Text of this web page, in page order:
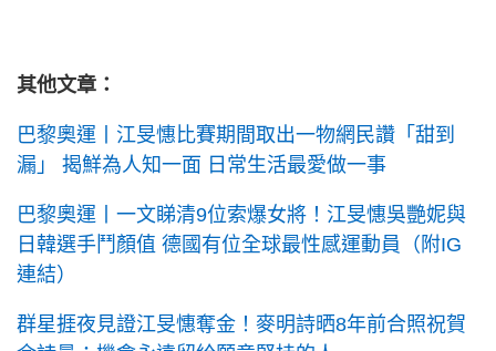
其他文章：
巴黎奧運丨江旻憓比賽期間取出一物網民讚「甜到
漏」 揭鮮為人知一面 日常生活最愛做一事
巴黎奧運丨一文睇清9位索爆女將！江旻憓吳艷妮與
日韓選手鬥顏值 德國有位全球最性感運動員（附IG
連結）
群星捱夜見證江旻憓奪金！麥明詩晒8年前合照祝賀